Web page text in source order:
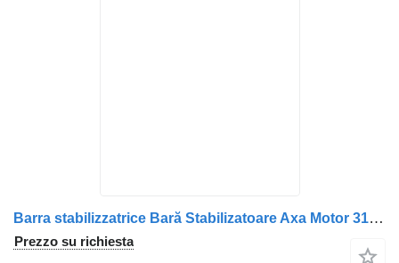
Barra stabilizzatrice Bară Stabilizatoare Axa Motor 3177171-12 per camion Volvo
Prezzo su richiesta